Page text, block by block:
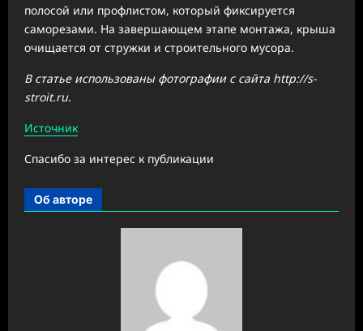
полосой или профлистом, который фиксируется
саморезами. На завершающем этапе монтажа, крыша
очищается от стружки и строительного мусора.
В статье использованы фотографии с сайта http://s-
stroit.ru.
Источник
Спасибо за интерес к публикации
Об авторе